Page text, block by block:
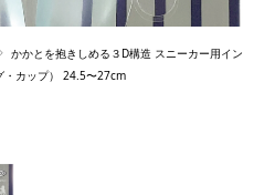
かかとを抱きしめる３D構造 スニーカー用イン
・カップ） 24.5〜27cm